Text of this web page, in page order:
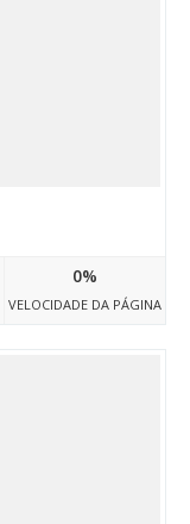
0%
VELOCIDADE DA PÁGINA